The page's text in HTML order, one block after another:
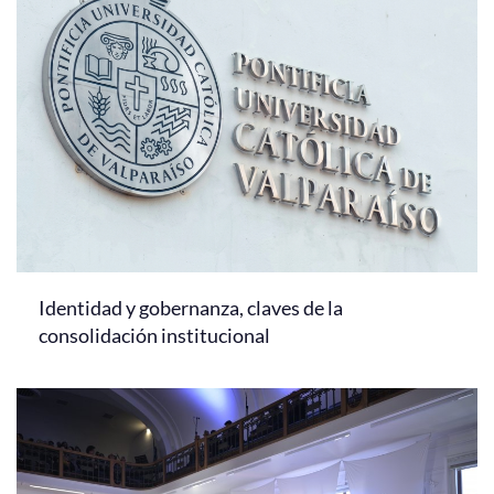
Identidad y gobernanza, claves de la
consolidación institucional